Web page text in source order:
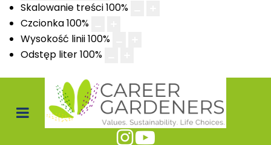
Skalowanie treści100%
Czcionka100%
Wysokość linii100%
Odstęp liter100%